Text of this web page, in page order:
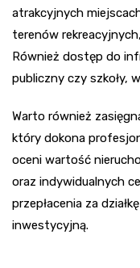
atrakcyjnych
terenów
Również dostęp do
publiczny czy szkoły,
Warto również
który dokona
oceni wartość
oraz indywidualnych
przepłacenia za
inwestycyjną.